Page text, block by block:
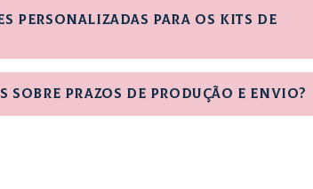
personalizadas para os kits de
sobre prazos de produção e envio?